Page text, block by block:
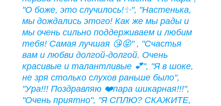
"О боже, это случилось!✨", "Настенька,
мы дождались этого! Как же мы рады и
мы очень сильно поддерживаем и любим
тебя! Самая лучшая 😘😝" , "Счастья
вам и любви долгой-долгой. Очень
красивые и талантливые 💕", "Я в шоке,
не зря столько слухов раньше было",
"Ура!!! Поздравляю ❤️пара шикарная!!!",
"Очень приятно", "Я СПЛЮ? СКАЖИТЕ,